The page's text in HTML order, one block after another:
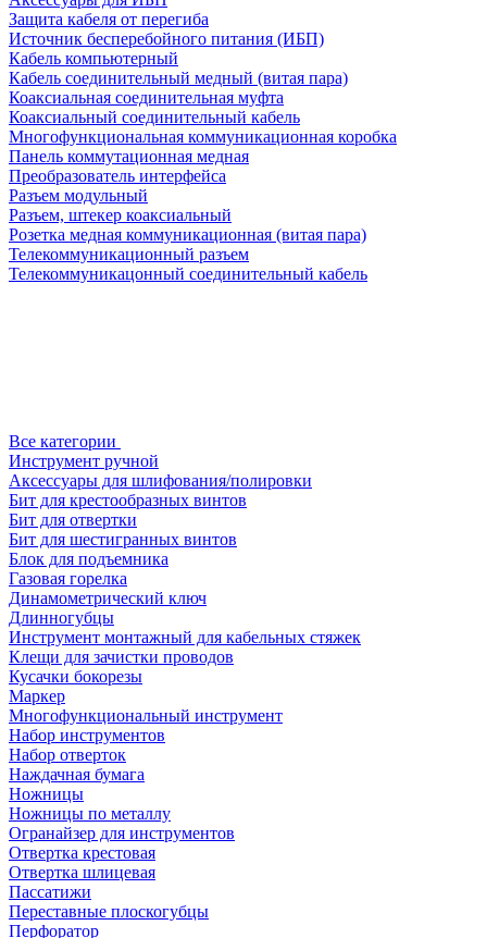
Защита кабеля от перегиба
Источник бесперебойного питания (ИБП)
Кабель компьютерный
Кабель соединительный медный (витая пара)
Коаксиальная соединительная муфта
Коаксиальный соединительный кабель
Многофункциональная коммуникационная коробка
Панель коммутационная медная
Преобразователь интерфейса
Разъем модульный
Разъем, штекер коаксиальный
Розетка медная коммуникационная (витая пара)
Телекоммуникационный разъем
Телекоммуникацонный соединительный кабель
Все категории
Инструмент ручной
Аксессуары для шлифования/полировки
Бит для крестообразных винтов
Бит для отвертки
Бит для шестигранных винтов
Блок для подъемника
Газовая горелка
Динамометрический ключ
Длинногубцы
Инструмент монтажный для кабельных стяжек
Клещи для зачистки проводов
Кусачки бокорезы
Маркер
Многофункциональный инструмент
Набор инструментов
Набор отверток
Наждачная бумага
Ножницы
Ножницы по металлу
Огранайзер для инструментов
Отвертка крестовая
Отвертка шлицевая
Пассатижи
Переставные плоскогубцы
Перфоратор